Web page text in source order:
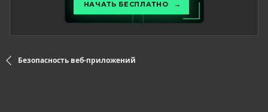
Безопасность веб-приложений